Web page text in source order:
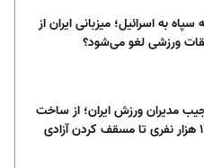
به اسرائیل؛ میزبانی ایران از
ورزشی لغو می‌شود؟
مدیران ورزش ایران؛ از ساخت